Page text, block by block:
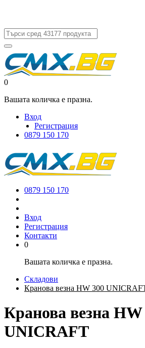
0
Вашата количка е празна.
Вход
Регистрация
0879 150 170
0879 150 170
Вход
Регистрация
Контакти
0
Вашата количка е празна.
Складови
Кранова везна HW 300
Кранова везна HW
UNICRAFT